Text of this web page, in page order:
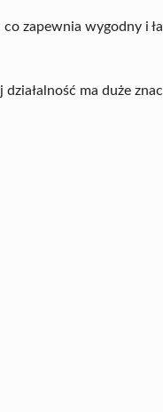
zapewnia wygodny i
ma duże